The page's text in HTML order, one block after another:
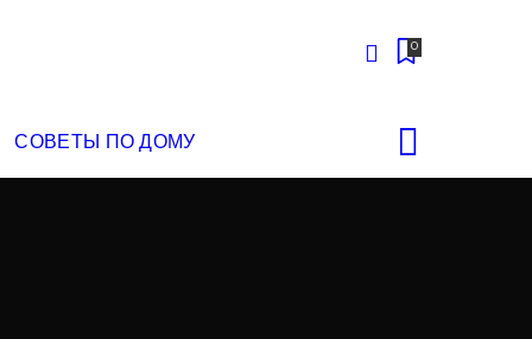
0
СОВЕТЫ ПО ДОМУ